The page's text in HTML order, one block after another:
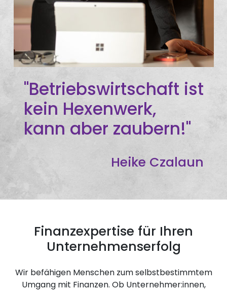
"Betriebswirtschaft ist
kein Hexenwerk,
kann aber zaubern!"
Heike Czalaun
Finanzexpertise für Ihren
Unternehmenserfolg
Wir befähigen Menschen zum selbstbestimmtem
Umgang mit Finanzen. Ob Unternehmer:innen,